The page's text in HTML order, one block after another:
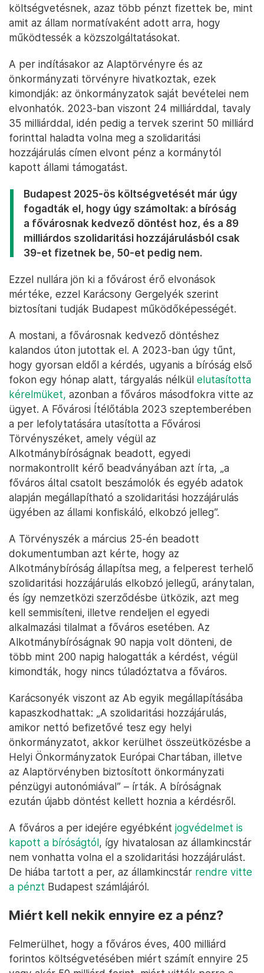
költségvetésnek, azaz több pénzt fizettek be, mint
amit az állam normatívaként adott arra, hogy
működtessék a közszolgáltatásokat.
A per indításakor az Alaptörvényre és az
önkormányzati törvényre hivatkoztak, ezek
kimondják: az önkormányzatok saját bevételei nem
elvonhatók. 2023-ban viszont 24 milliárddal, tavaly
35 milliárddal, idén pedig a tervek szerint 50 milliárd
forinttal haladta volna meg a szolidaritási
hozzájárulás címen elvont pénz a kormánytól
kapott állami támogatást.
Budapest 2025-ös költségvetését már úgy
fogadták el, hogy úgy számoltak: a bíróság
a fővárosnak kedvező döntést hoz, és a 89
milliárdos szolidaritási hozzájárulásból csak
39-et fizetnek be, 50-et pedig nem.
Ezzel nullára jön ki a fővárost érő elvonások
mértéke, ezzel Karácsony Gergelyék szerint
biztosítani tudják Budapest működőképességét.
A mostani, a fővárosnak kedvező döntéshez
kalandos úton jutottak el. A 2023-ban úgy tűnt,
hogy gyorsan eldől a kérdés, ugyanis a bíróság első
fokon egy hónap alatt, tárgyalás nélkül elutasította
kérelmüket, azonban a főváros másodfokra vitte az
ügyet. A Fővárosi Ítélőtábla 2023 szeptemberében
a per lefolytatására utasította a Fővárosi
Törvényszéket, amely végül az
Alkotmánybíróságnak beadott, egyedi
normakontrollt kérő beadványában azt írta, „a
főváros által csatolt beszámolók és egyéb adatok
alapján megállapítható a szolidaritási hozzájárulás
ügyében az állami konfiskáló, elkobzó jelleg”.
A Törvényszék a március 25-én beadott
dokumentumban azt kérte, hogy az
Alkotmánybíróság állapítsa meg, a felperest terhelő
szolidaritási hozzájárulás elkobzó jellegű, aránytalan,
és így nemzetközi szerződésbe ütközik, azt meg
kell semmisíteni, illetve rendeljen el egyedi
alkalmazási tilalmat a főváros esetében. Az
Alkotmánybíróságnak 90 napja volt dönteni, de
több mint 200 napig halogatták a kérdést, végül
kimondták, hogy nincs túladóztatva a főváros.
Karácsonyék viszont az Ab egyik megállapításába
kapaszkodhattak: „A szolidaritási hozzájárulás,
amikor nettó befizetővé tesz egy helyi
önkormányzatot, akkor kerülhet összeütközésbe a
Helyi Önkormányzatok Európai Chartában, illetve
az Alaptörvényben biztosított önkormányzati
pénzügyi autonómiával” – írták. A bíróságnak
ezután újabb döntést kellett hoznia a kérdésről.
A főváros a per idejére egyébként jogvédelmet is
kapott a bíróságtól, így hivatalosan az államkincstár
nem vonhatta volna el a szolidaritási hozzájárulást.
De hiába tartott a per, az államkincstár rendre vitte
a pénzt Budapest számlájáról.
Miért kell nekik ennyire ez a pénz?
Felmerülhet, hogy a főváros éves, 400 milliárd
forintos költségvetésében miért számít ennyire 25